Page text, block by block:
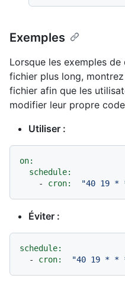
Exemples
Lorsque les exemples
fichier plus long,
fichier afin que les
modifier leur propre
Utiliser :
on:
schedule:
-
cron: "40 19 *
Éviter :
schedule:
-
cron: "40 19 * *